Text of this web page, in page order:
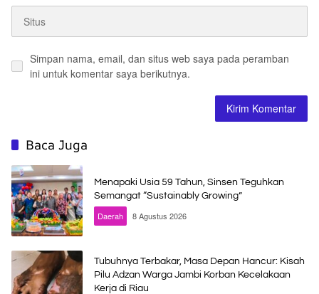
Simpan nama, email, dan situs web saya pada peramban
ini untuk komentar saya berikutnya.
Baca Juga
Menapaki Usia 59 Tahun, Sinsen Teguhkan
Semangat “Sustainably Growing”
Daerah 8 Agustus 2026
Tubuhnya Terbakar, Masa Depan Hancur: Kisah
Pilu Adzan Warga Jambi Korban Kecelakaan
Kerja di Riau